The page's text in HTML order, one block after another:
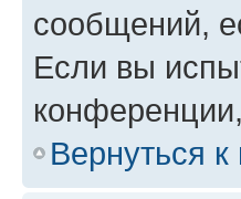
сообщений,
Если вы
Вернуться к